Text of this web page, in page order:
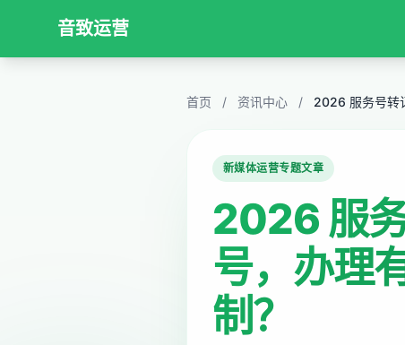
音致运营
首页 / 资讯中心 / 2026 服务号转
新媒体运营专题文章
2026 服
号，办理
制？